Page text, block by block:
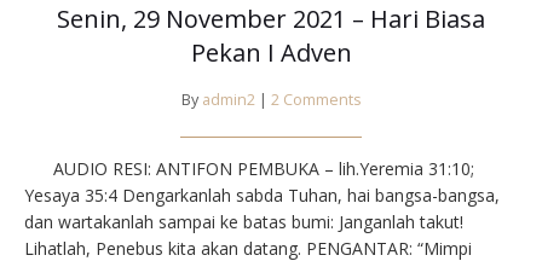
Senin, 29 November 2021 – Hari Biasa
Pekan I Adven
By admin2 | 2 Comments
AUDIO RESI: ANTIFON PEMBUKA – lih.Yeremia 31:10;
Yesaya 35:4 Dengarkanlah sabda Tuhan, hai bangsa-bangsa,
dan wartakanlah sampai ke batas bumi: Janganlah takut!
Lihatlah, Penebus kita akan datang. PENGANTAR: “Mimpi